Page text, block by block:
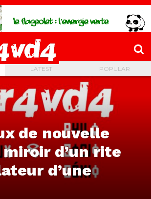
LATEST POPULAR
de nouvelle
miroir d’un rite
d’une